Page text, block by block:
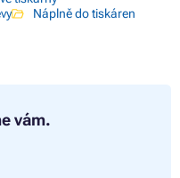
Náplně do tiskáren
vám.